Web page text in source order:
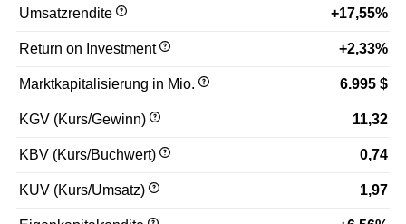
Umsatzrendite +17,55%
Return on Investment +2,33%
Marktkapitalisierung in Mio. 6.995 $
KGV (Kurs/Gewinn) 11,32
KBV (Kurs/Buchwert) 0,74
KUV (Kurs/Umsatz) 1,97